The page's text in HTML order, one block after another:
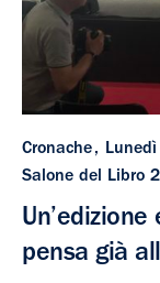
Cronache
Salone del Libro
pensa già